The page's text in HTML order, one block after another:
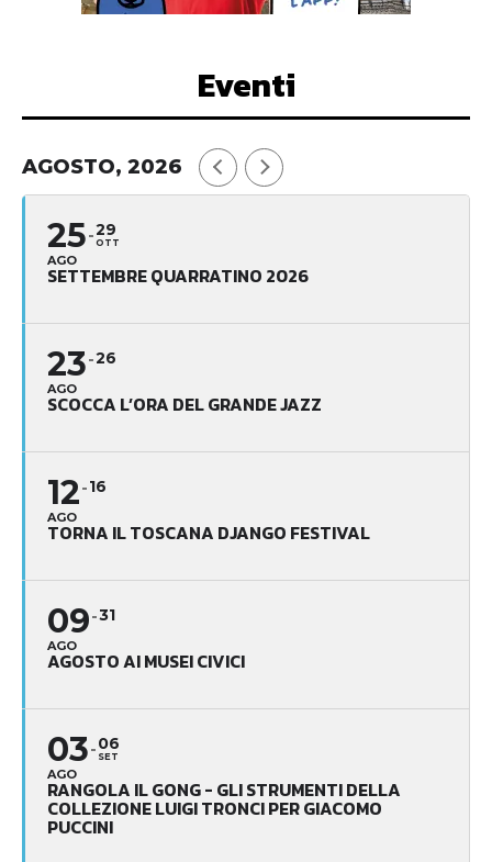
Eventi
AGOSTO, 2026
25
AGO
29
OTT
SETTEMBRE QUARRATINO 2026
23
AGO
26
SCOCCA L’ORA DEL GRANDE JAZZ
12
AGO
16
TORNA IL TOSCANA DJANGO FESTIVAL
09
AGO
31
AGOSTO AI MUSEI CIVICI
03
AGO
06
SET
RANGOLA IL GONG - GLI STRUMENTI DELLA
COLLEZIONE LUIGI TRONCI PER GIACOMO
PUCCINI